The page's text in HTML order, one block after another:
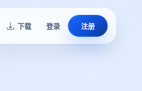
下载 登录 注册